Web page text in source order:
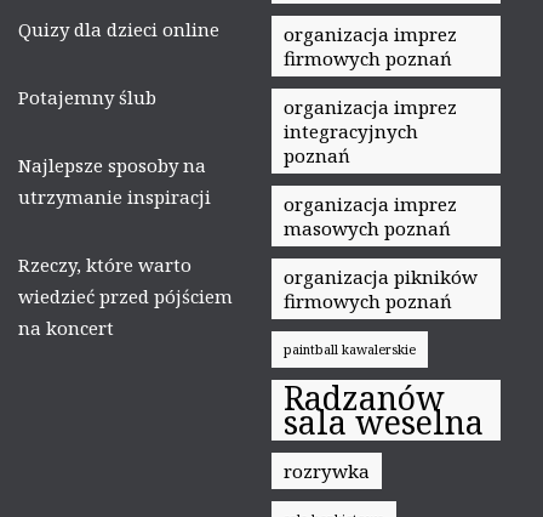
Quizy dla dzieci online
Potajemny ślub
Najlepsze sposoby na
utrzymanie inspiracji
Rzeczy, które warto
wiedzieć przed pójściem
na koncert
organizacja imprez
firmowych poznań
organizacja imprez
integracyjnych
poznań
organizacja imprez
masowych poznań
organizacja pikników
firmowych poznań
paintball kawalerskie
Radzanów
sala weselna
rozrywka